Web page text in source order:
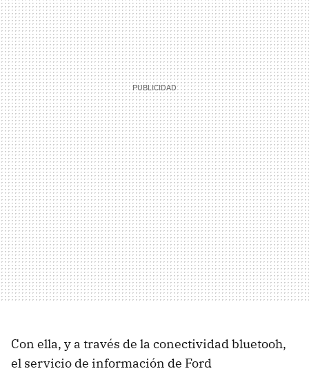
Con ella, y a través de la conectividad bluetooh,
el servicio de información de Ford